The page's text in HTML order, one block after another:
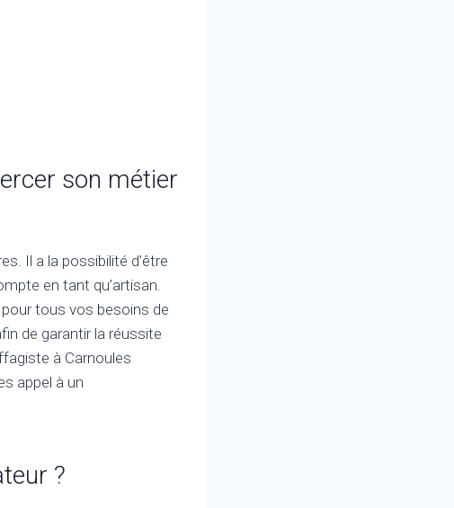
son métier
Il a la possibilité d’être
en tant qu’artisan.
tous vos besoins de
de garantir la réussite
à Carnoules
appel à un
?